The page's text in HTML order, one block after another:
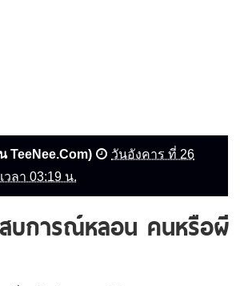
TeeNee.Com)
วันอังคาร ที่ 26
ลา 03:19 น.
สบการณ์หลอน คนหรือผี